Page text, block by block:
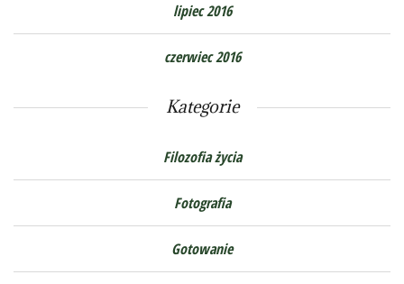
lipiec 2016
czerwiec 2016
Kategorie
Filozofia życia
Fotografia
Gotowanie